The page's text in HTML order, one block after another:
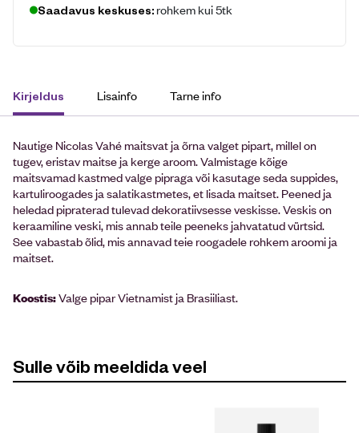
Saadavus keskuses: rohkem kui 5tk
Kirjeldus Lisainfo Tarne info
Nautige Nicolas Vahé maitsvat ja õrna valget pipart, millel on
tugev, eristav maitse ja kerge aroom. Valmistage kõige
maitsvamad kastmed valge pipraga või kasutage seda suppides,
kartuliroogades ja salatikastmetes, et lisada maitset. Peened ja
heledad pipraterad tulevad dekoratiivsesse veskisse. Veskis on
keraamiline veski, mis annab teile peeneks jahvatatud vürtsid.
See vabastab õlid, mis annavad teie roogadele rohkem aroomi ja
maitset.
Koostis:Valge pipar Vietnamist ja Brasiiliast.
Sulle võib meeldida veel